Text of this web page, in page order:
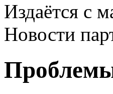
Издаётся с
Новости